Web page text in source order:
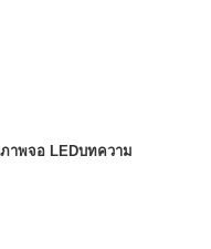
าพจอ LEDบทความ